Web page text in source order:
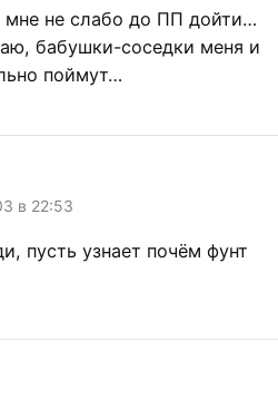
мне не слабо до ПП дойти…
бабушки-соседки меня и
поймут…
в 22:53
пусть узнает почём фунт